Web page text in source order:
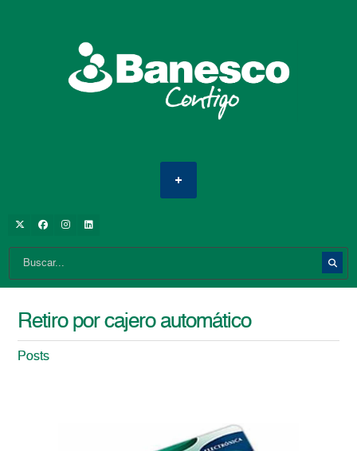
Retiro por cajero automático
Posts